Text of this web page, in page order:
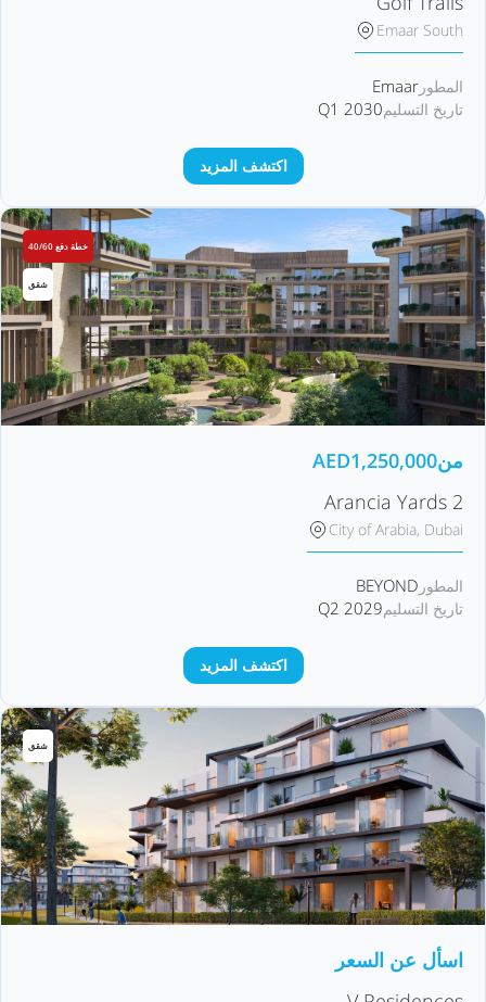
Emaar South
المطور Emaar
تاريخ التسليمQ1 2030
اكتشف المزيد
خطة دفع 40/60
شقق
من AED1,250,000
Arancia Yards 2
City of Arabia, Dubai
المطور BEYOND
تاريخ التسليمQ2 2029
اكتشف المزيد
شقق
اسأل عن السعر